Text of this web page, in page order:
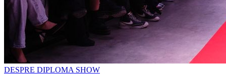
DESPRE DIPLOMA SHOW